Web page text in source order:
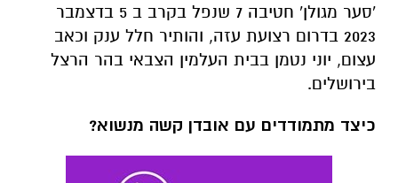
'סער מגולן' חטיבה 7 שנפל בקרב ב 5 בדצמבר
2023 בדרום רצועת עזה, והותיר חלל ענק וכאב
עצום, יוני נטמן בבית העלמין הצבאי בהר הרצל
בירושלים.
כיצד מתמודדים עם אובדן קשה מנשוא?